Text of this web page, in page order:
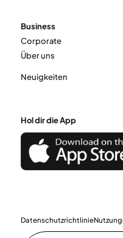
Business
Corporate
Über uns
Neuigkeiten
Hol dir die App
Datenschutzrichtlinie